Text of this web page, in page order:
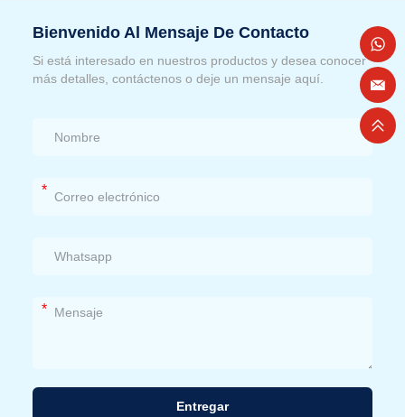
Bienvenido Al Mensaje De Contacto
Si está interesado en nuestros productos y desea conocer
más detalles, contáctenos o deje un mensaje aquí.
*
*
Entregar